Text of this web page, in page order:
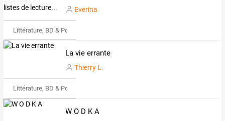
Everina
Littérature, BD & Poésie
La vie errante
Thierry L.
Littérature, BD & Poésie
W O D K A